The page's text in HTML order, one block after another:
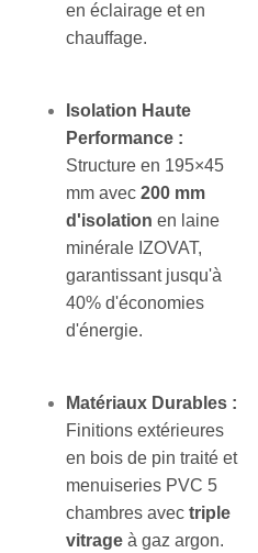
en éclairage et en
chauffage.
Isolation Haute
Performance :
Structure en 195×45
mm avec 200 mm
d'isolation en laine
minérale IZOVAT,
garantissant jusqu'à
40% d'économies
d'énergie.
Matériaux Durables :
Finitions extérieures
en bois de pin traité et
menuiseries PVC 5
chambres avec triple
vitrage à gaz argon.